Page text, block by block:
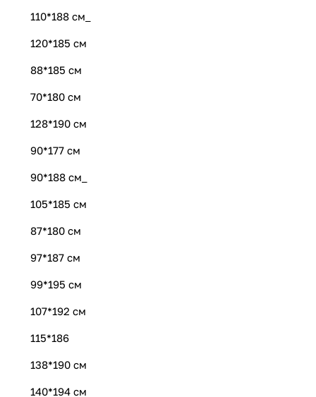
110*188 см_
120*185 см
88*185 см
70*180 см
128*190 см
90*177 см
90*188 см_
105*185 см
87*180 см
97*187 см
99*195 см
107*192 см
115*186
138*190 см
140*194 см